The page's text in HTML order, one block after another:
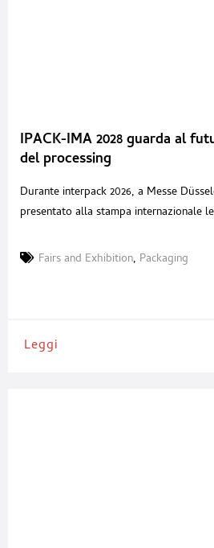
IPACK-IMA 2028 guarda al
del processing
Durante interpack 2026, a Messe
presentato alla stampa internazionale
1° giugno 2028. L’incontro, svoltosi l’8
Fairs and Exhibition, Packaging
Leggi